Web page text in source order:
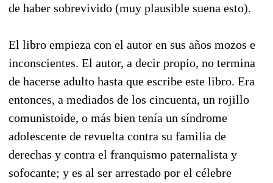
de haber sobrevivido (muy plausible suena esto).
El libro empieza con el autor en sus años mozos e
inconscientes. El autor, a decir propio, no termina
de hacerse adulto hasta que escribe este libro. Era
entonces, a mediados de los cincuenta, un rojillo
comunistoide, o más bien tenía un síndrome
adolescente de revuelta contra su familia de
derechas y contra el franquismo paternalista y
sofocante; y es al ser arrestado por el célebre